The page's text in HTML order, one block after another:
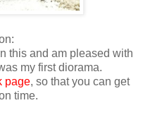
this and am pleased with
my first diorama.
page, so that you can get
time.